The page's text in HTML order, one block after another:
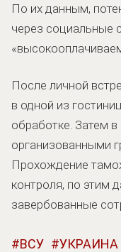
По их данным,
через социальные
После личной
в одной из
обработке. Затем
организованными
Прохождение
контроля, по этим
завербованные
ВСУ УКРАИНА